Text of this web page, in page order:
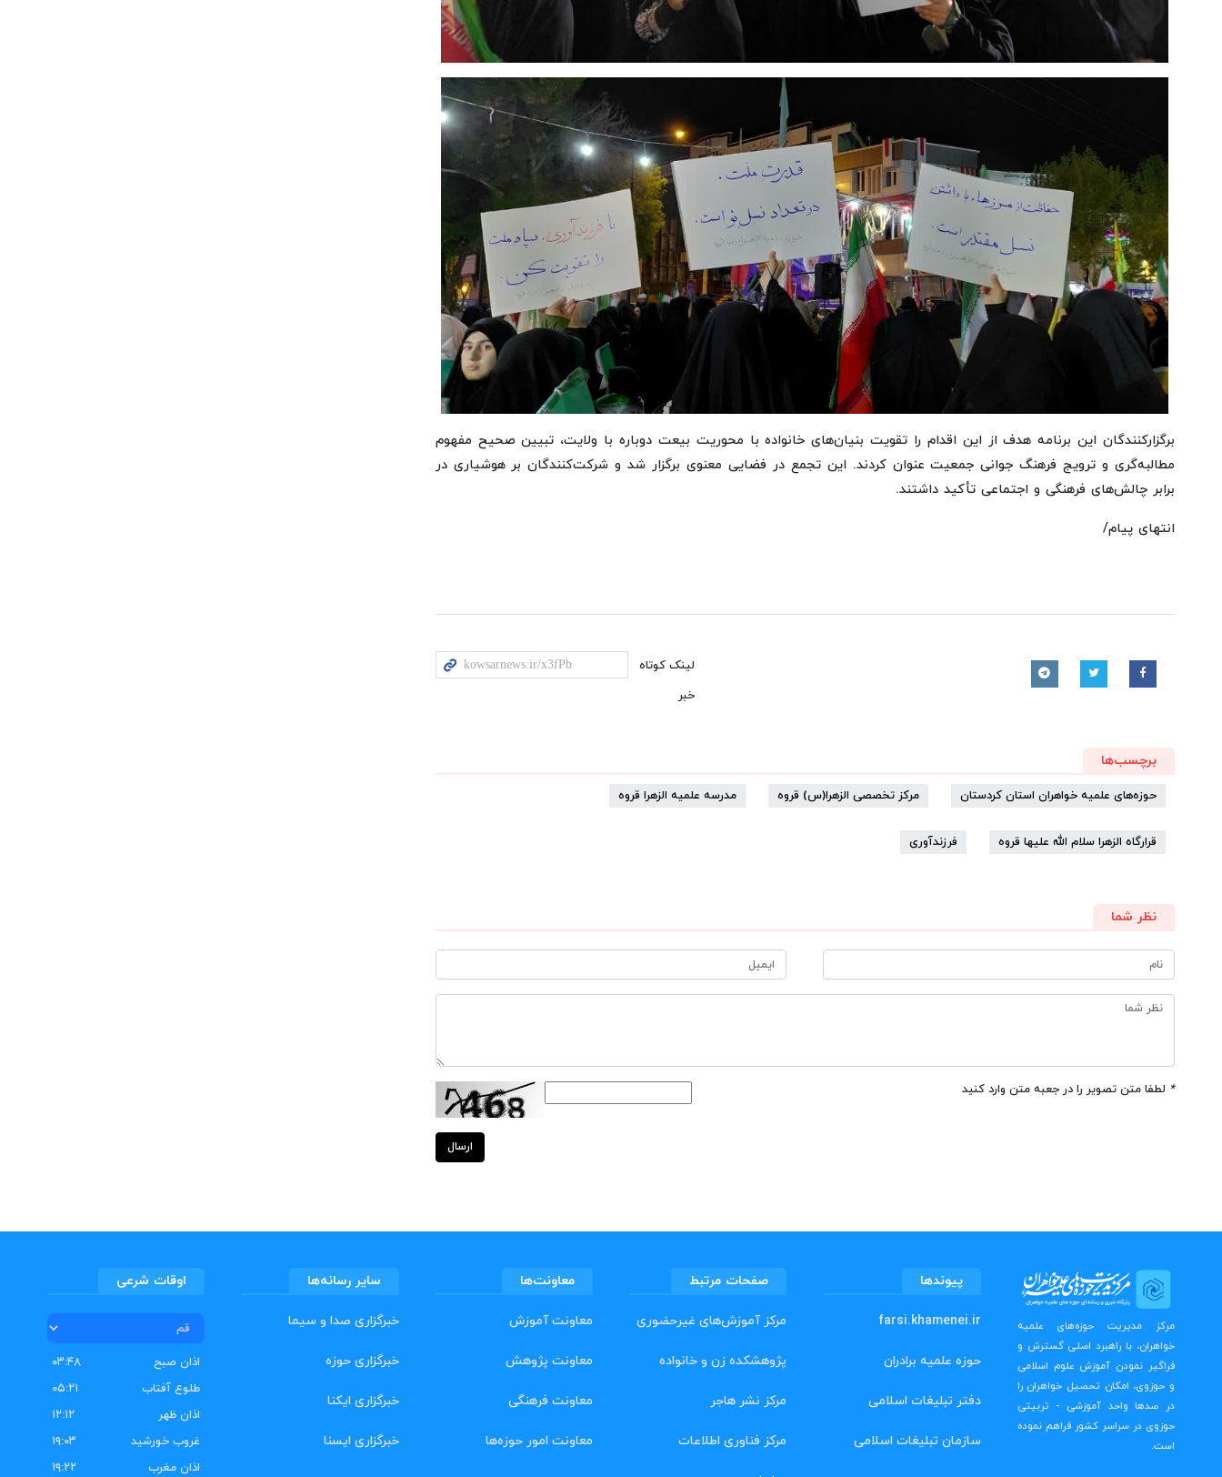
برگزارکنندگان این برنامه هدف از این اقدام را تقویت بنیان‌های خانواده با محوریت بیعت دوباره با ولایت، تبیین صحیح مفهوم
مطالبه‌گری و ترویج فرهنگ جوانی جمعیت عنوان کردند. این تجمع در فضایی معنوی برگزار شد و شرکت‌کنندگان بر هوشیاری در
برابر چالش‌های فرهنگی و اجتماعی تأکید داشتند.
انتهای پیام/
لینک کوتاه
خبر
برچسب‌ها
حوزه‌های علمیه خواهران استان کردستان مرکز تخصصی الزهرا(س) قروه مدرسه علمیه الزهرا قروه
قرارگاه الزهرا سلام الله علیها قروه فرزندآوری
نظر شما
* لطفا متن تصویر را در جعبه متن وارد کنید
ارسال
مرکز مدیریت حوزه‌های علمیه
خواهران، با راهبرد اصلی گسترش و
فراگیر نمودن آموزش علوم اسلامی
و حوزوی، امکان تحصیل خواهران را
در صدها واحد آموزشی - تربیتی
حوزوی در سراسر کشور فراهم نموده
است.
پیوندها
farsi.khamenei.ir
حوزه علمیه برادران
دفتر تبلیغات اسلامی
سازمان تبلیغات اسلامی
صفحات مرتبط
مرکز آموزش‌های غیرحضوری
پژوهشکده زن و خانواده
مرکز نشر هاجر
مرکز فناوری اطلاعات
معاونت‌ها
معاونت آموزش
معاونت پژوهش
معاونت فرهنگی
معاونت امور حوزه‌ها
سایر رسانه‌ها
خبرگزاری صدا و سیما
خبرگزاری حوزه
خبرگزاری ایکنا
خبرگزاری ایسنا
اوقات شرعی
اذان صبح
۰۳:۴۸
طلوع آفتاب
۰۵:۲۱
اذان ظهر
۱۲:۱۲
غروب خورشید
۱۹:۰۳
اذان مغرب
۱۹:۲۲